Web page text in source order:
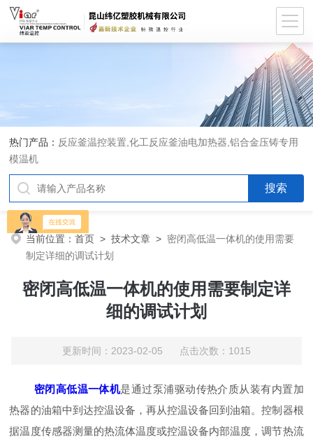
热门产品： 反应釜温控装置,化工反应釜油电加热器,铝合金压铸专用
模温机
当前位置：首页 >技术文章 > 密闭高低温一体机的使用需要
制定详细的调试计划
密闭高低温一体机的使用需要制定详
细的调试计划
更新时间：2023-02-05 点击次数：1015
密闭高低温一体机是通过泵浦驱动传热介质从装有内置加
热器的油箱中到达控温设备，再从控温设备回到油箱。控制器根
据温度传感器测量的热流体温度或控温设备内部温度，调节热流